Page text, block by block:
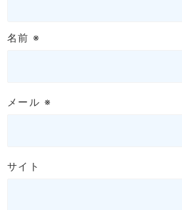
名前※
メール ※
サイト